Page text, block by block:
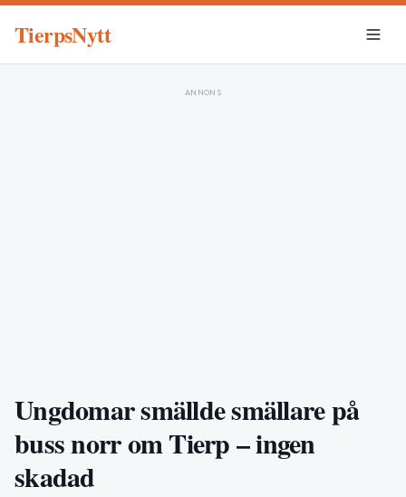
TierpsNytt
ANNONS
Ungdomar smällde smällare på
buss norr om Tierp – ingen
skadad